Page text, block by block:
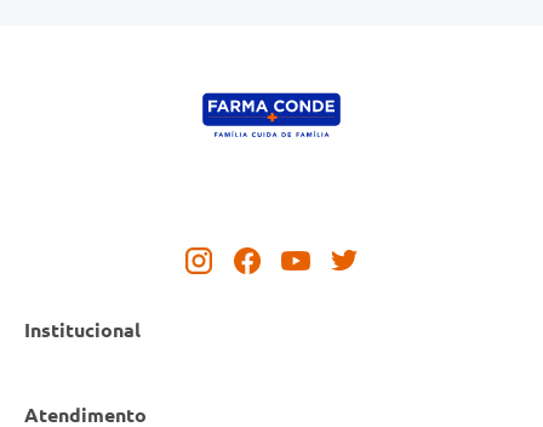
Institucional
Atendimento